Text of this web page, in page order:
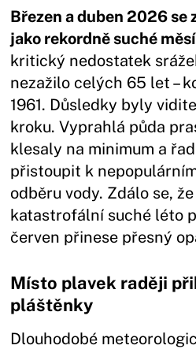
Březen a duben 2026 se
jako rekordně suché
kritický nedostatek
nezažilo celých 65 let –
1961. Důsledky byly
kroku. Vyprahlá půda
klesaly na minimum a
přistoupit k
odběru vody. Zdálo se,
katastrofální suché léto
červen přinese přesný
Místo plavek raději
pláštěnky
Dlouhodobé